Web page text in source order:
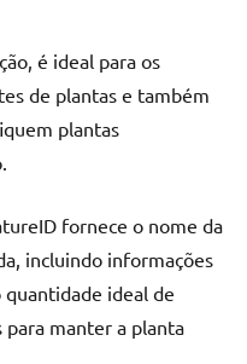
é ideal para os
de plantas e também
plantas
fornece o nome da
incluindo informações
quantidade ideal de
para manter a planta